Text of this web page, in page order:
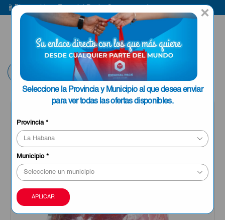
×
Seleccione la Provincia y Municipio al que desea enviar
para ver todas las ofertas disponibles.
Provincia*
Municipio*
APLICAR
Bienvenido a Esencial Pack
ENVIAR A LA
HABANA